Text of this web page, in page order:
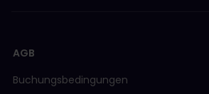
AGB
Buchungsbedingungen